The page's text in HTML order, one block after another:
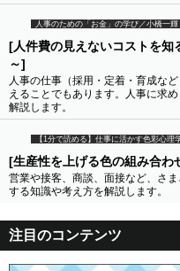
人事のための「お金」の学び／小橋一輝
[人件費の見えないコストを知
～]
人事の仕事（採用・定着・育成な
えることでもあります。人事に求
解説します。
【1分で読める】仕事に活かす色彩心理
[生産性を上げる色の組み合わ
営業や接客、商談、面接など、さ
する知識や考え方を解説します。
注目のコンテンツ